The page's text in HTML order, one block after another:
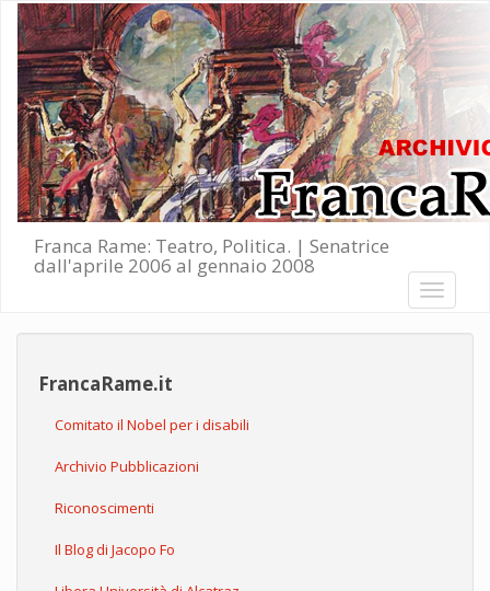
Salta al contenuto principale
Franca Rame: Teatro, Politica. | Senatrice
dall'aprile 2006 al gennaio 2008
Toggle
FrancaRame.it
Comitato il Nobel per i disabili
Archivio Pubblicazioni
Riconoscimenti
Il Blog di Jacopo Fo